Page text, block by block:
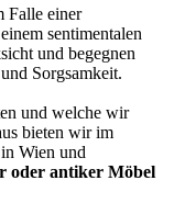
Falle einer
sentimentalen
und begegnen
Sorgsamkeit.
und welche wir
bieten wir im
Wien und
oder antiker Möbel